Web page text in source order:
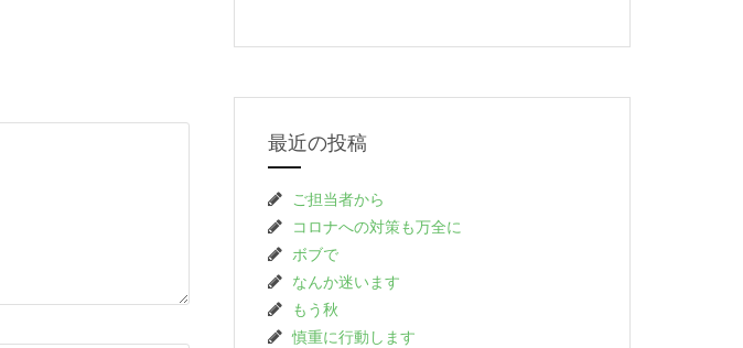
最近の投稿
ご担当者から
コロナへの対策も万全に
ボブで
なんか迷います
もう秋
慎重に行動します